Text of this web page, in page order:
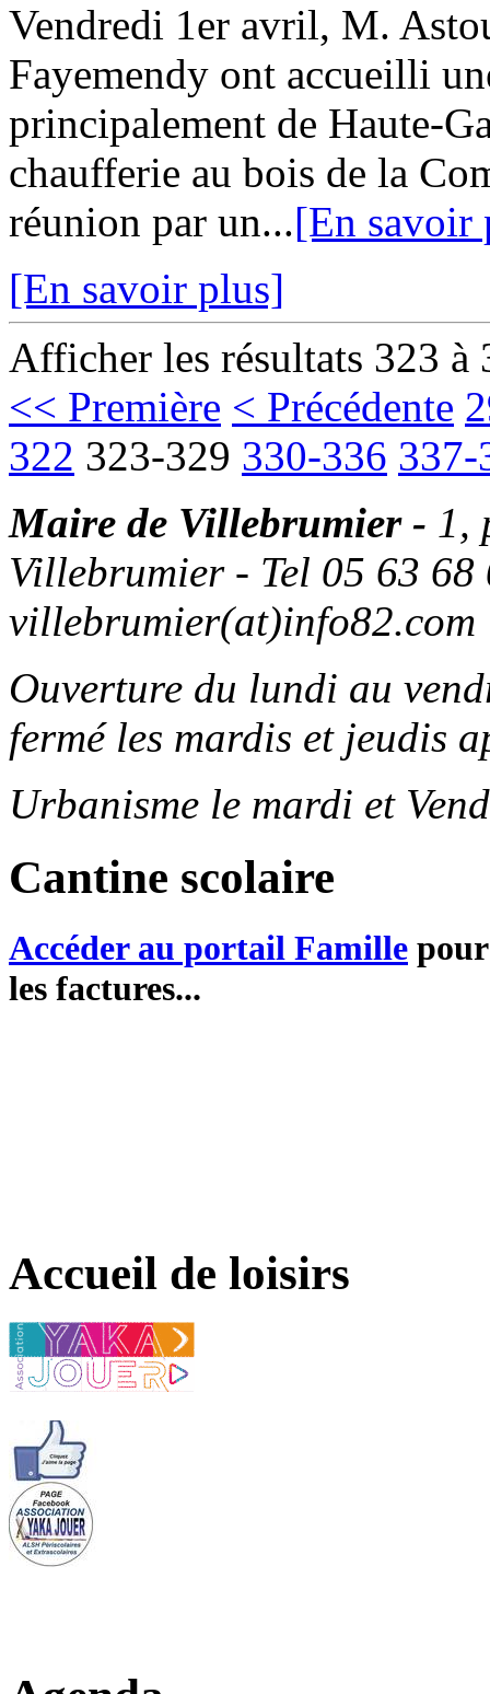
Vendredi 1er avril, M.
Fayemendy ont accueilli
principalement de Haute-
chaufferie au bois de la
réunion par un...[En savoir
[En savoir plus]
Afficher les résultats 323 à
<< Première < Précédente
322 323-329 330-336 337-
Maire de Villebrumier - 1,
Villebrumier - Tel 05 63
villebrumier(at)info82.com
Ouverture du lundi au
fermé les mardis et jeudis
Urbanisme le mardi et
Cantine scolaire
Accéder au portail Famille
les factures...
Accueil de loisirs